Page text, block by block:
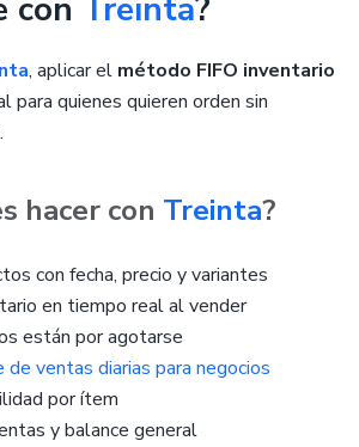
con Treinta?
, aplicar el método FIFO inventario
para quienes quieren orden sin
hacer con Treinta?
con fecha, precio y variantes
en tiempo real al vender
están por agotarse
de ventas diarias para negocios
por ítem
y balance general